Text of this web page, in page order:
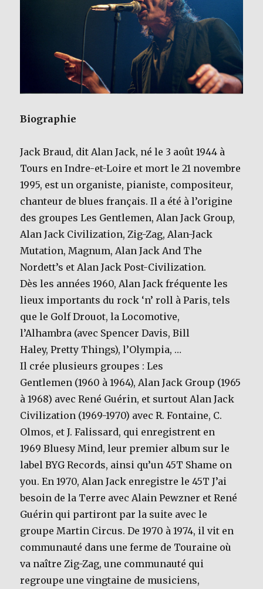
Biographie
Jack Braud, dit Alan Jack, né le 3 août 1944 à
Tours en Indre-et-Loire et mort le 21 novembre
1995, est un organiste, pianiste, compositeur,
chanteur de blues français. Il a été à l’origine
des groupes Les Gentlemen, Alan Jack Group,
Alan Jack Civilization, Zig-Zag, Alan-Jack
Mutation, Magnum, Alan Jack And The
Nordett’s et Alan Jack Post-Civilization.
Dès les années 1960, Alan Jack fréquente les
lieux importants du rock ‘n’ roll à Paris, tels
que le Golf Drouot, la Locomotive,
l’Alhambra (avec Spencer Davis, Bill
Haley, Pretty Things), l’Olympia, …
Il crée plusieurs groupes : Les
Gentlemen (1960 à 1964), Alan Jack Group (1965
à 1968) avec René Guérin, et surtout Alan Jack
Civilization (1969-1970) avec R. Fontaine, C.
Olmos, et J. Falissard, qui enregistrent en
1969 Bluesy Mind, leur premier album sur le
label BYG Records, ainsi qu’un 45T Shame on
you. En 1970, Alan Jack enregistre le 45T J’ai
besoin de la Terre avec Alain Pewzner et René
Guérin qui partiront par la suite avec le
groupe Martin Circus. De 1970 à 1974, il vit en
communauté dans une ferme de Touraine où
va naître Zig-Zag, une communauté qui
regroupe une vingtaine de musiciens,